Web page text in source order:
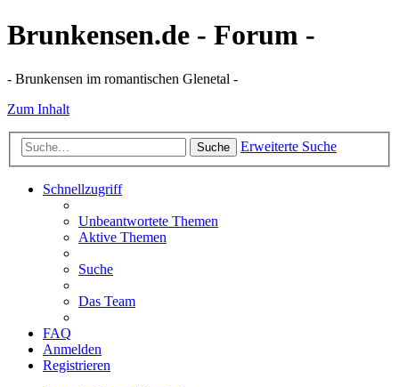
Brunkensen.de - Forum -
- Brunkensen im romantischen Glenetal -
Zum Inhalt
Suche Erweiterte Suche
Schnellzugriff
Unbeantwortete Themen
Aktive Themen
Suche
Das Team
FAQ
Anmelden
Registrieren